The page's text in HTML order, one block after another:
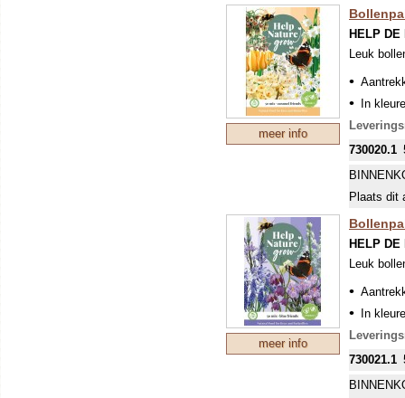
waarna
De
vroeg in
meer info
HELP DE
Leuk
In
De
730020.1
Plaats dit
meer info
HELP DE
Leuk
In
De
730021.1